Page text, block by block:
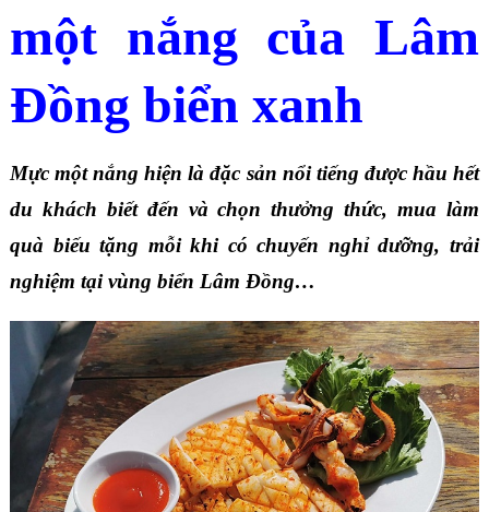
một nắng của Lâm
Đồng biển xanh
Mực một nắng hiện là đặc sản nổi tiếng được hầu hết
du khách biết đến và chọn thưởng thức, mua làm
quà biếu tặng mỗi khi có chuyến nghỉ dưỡng, trải
nghiệm tại vùng biển Lâm Đồng…